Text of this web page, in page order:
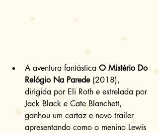
A aventura fantástica O Mistério Do
Relógio Na Parede (2018),
dirigida por Eli Roth e estrelada por
Jack Black e Cate Blanchett,
ganhou um cartaz e novo trailer
apresentando como o menino Lewis